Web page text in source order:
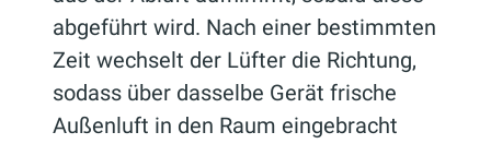
abgeführt wird. Nach einer bestimmten
Zeit wechselt der Lüfter die Richtung,
sodass über dasselbe Gerät frische
Außenluft in den Raum eingebracht